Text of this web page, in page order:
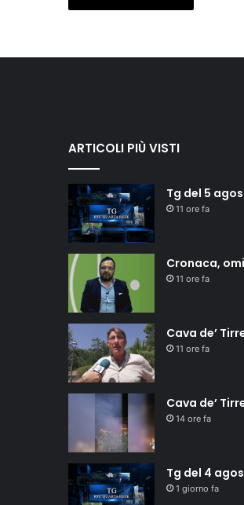
ARTICOLI PIÙ VISTI
Tg del 5
11 ore fa
Cronaca,
11 ore fa
Cava de’
11 ore fa
Cava de’
14 ore fa
Tg del 4
1 giorno fa